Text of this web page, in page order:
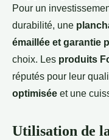
Pour un
durabilité, une
émaillée et garantie
choix. Les produits
réputés pour leur
optimisée et une
Utilisation de